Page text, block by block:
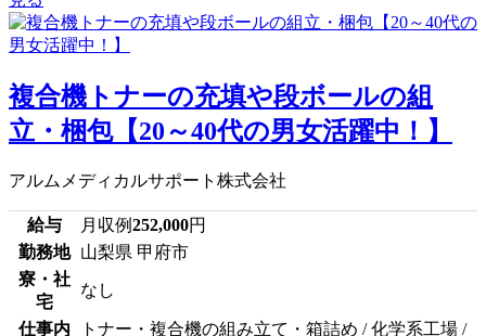
複合機トナーの充填や段ボールの組
立・梱包【20～40代の男女活躍中！】
アルムメディカルサポート株式会社
給与 月収例252,000円
勤務地
山梨県 甲府市
寮・社
宅
なし
仕事内
トナー・複合機の組み立て・箱詰め / 化学系工場 /